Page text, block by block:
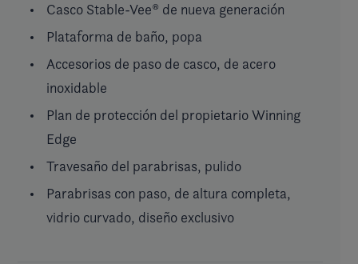
Casco Stable-Vee® de nueva generación
Plataforma de baño, popa
Accesorios de paso de casco, de acero
inoxidable
Plan de protección del propietario Winning
Edge
Travesaño del parabrisas, pulido
Parabrisas con paso, de altura completa,
vidrio curvado, diseño exclusivo